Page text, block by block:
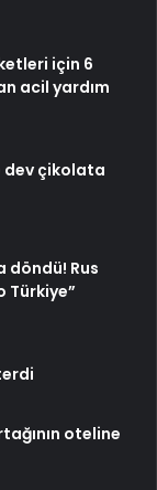
için 6
acil yardım
dev çikolata
döndü! Rus
Türkiye”
oteline